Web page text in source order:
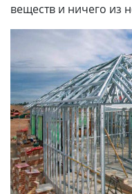
веществ и ничего из